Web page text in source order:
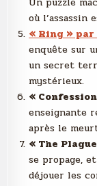
où l’assassin
« Ring » par
enquête sur
un secret
mystérieux.
«
enseignante
après le
« The
se propage,
déjouer les